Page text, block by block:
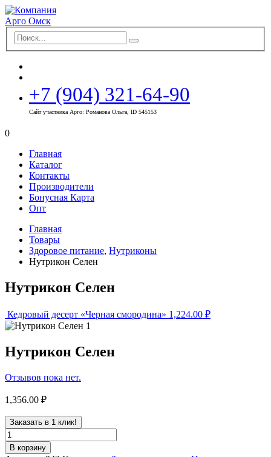
+7 (904) 321-64-90
Сайт участника Арго: Романова Ольга, ID 545153
0
Главная
Каталог
Контакты
Производители
Бонусная Карта
Опт
Главная
Товары
Здоровое питание, Нутриконы
Нутрикон Селен
Нутрикон Селен
Кедровый десерт «Черная смородина» 1,224.00 ₽
Нутрикон Селен
Отзывов пока нет.
1,356.00 ₽
Заказать в 1 клик!
В корзину